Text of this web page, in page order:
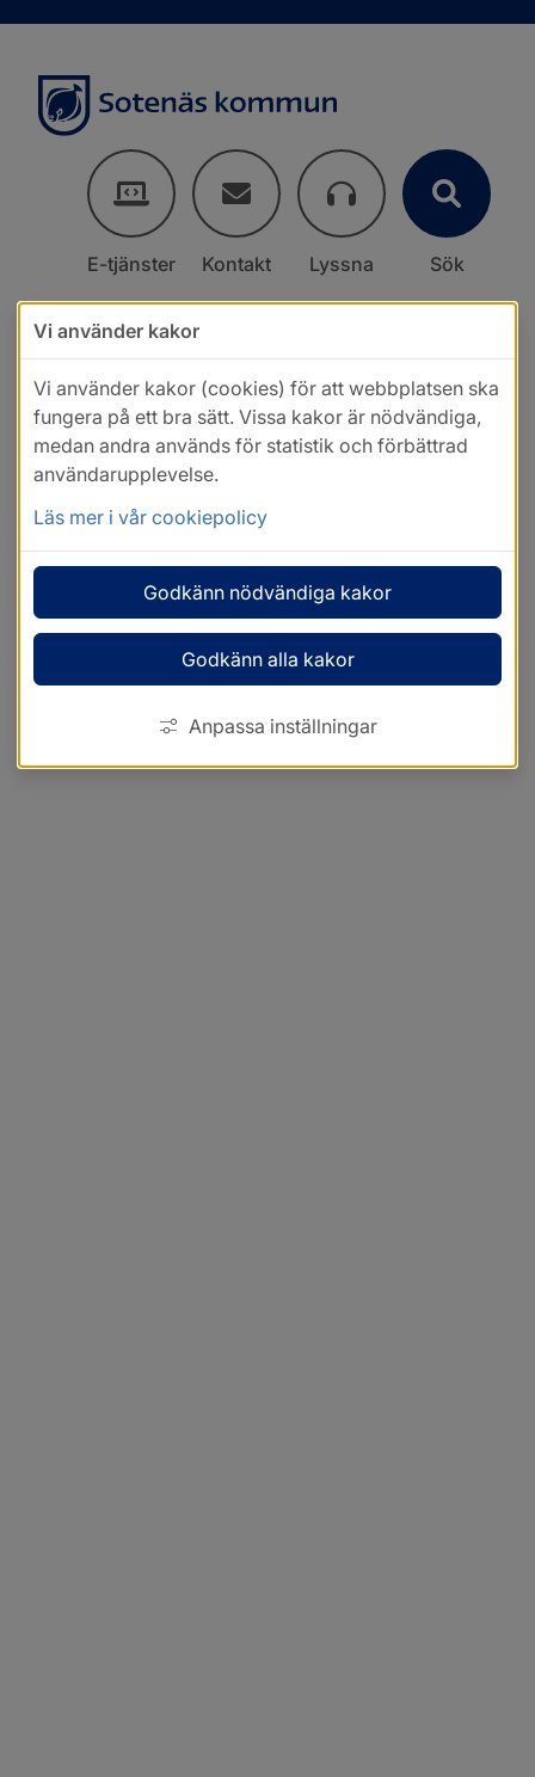
E-tjänster Kontakt Lyssna Sök
Vi använder kakor
Vi använder kakor (cookies) för att webbplatsen ska
fungera på ett bra sätt. Vissa kakor är nödvändiga,
medan andra används för statistik och förbättrad
användarupplevelse.
Läs mer i vår cookiepolicy
Godkänn nödvändiga kakor
Godkänn alla kakor
Anpassa inställningar